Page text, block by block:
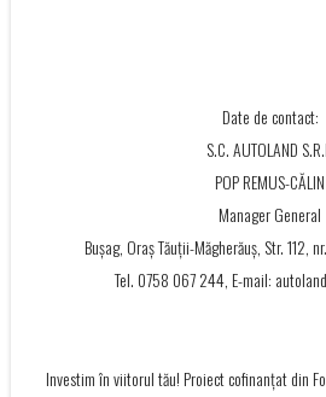
Date de contact:
S.C. AUTOLAND
POP REMUS-CĂLIN
Manager General
Bușag, Oraș Tăuții-Măgherăuș, Str. 112,
Tel. 0758 067 244, E-mail:
Investim în viitorul tău! Proiect cofinanţat din